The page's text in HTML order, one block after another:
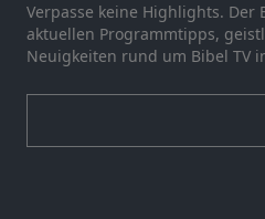
Verpasse keine Highlights. Der
aktuellen Programmtipps,
Neuigkeiten rund um Bibel TV